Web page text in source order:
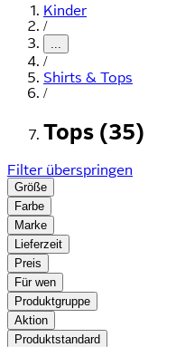
Kinder
/
...
/
Shirts & Tops
/
Tops (35)
Filter überspringen
Größe
Farbe
Marke
Lieferzeit
Preis
Für wen
Produktgruppe
Aktion
Produktstandard